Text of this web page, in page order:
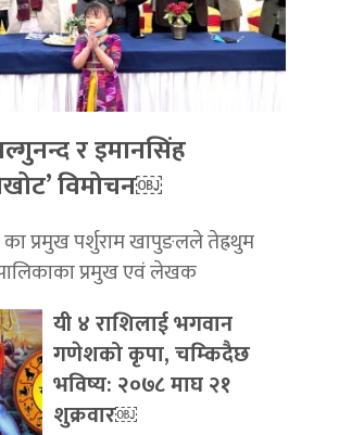
र इमानसिंह
विमोचन￼
का प्रमुख पर्शुराम खापुङलले तेह्रथुम
प्रमुख एवं लेखक
यी ४ राशिलाई भगवान
गणेशको कृपा, चम्किदैछ
भविष्य: २०७८ माघ २१
शुक्रवार￼